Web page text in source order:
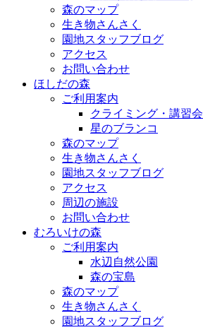
森のマップ
生き物さんさく
園地スタッフブログ
アクセス
お問い合わせ
ほしだの森
ご利用案内
クライミング・講習会
星のブランコ
森のマップ
生き物さんさく
園地スタッフブログ
アクセス
周辺の施設
お問い合わせ
むろいけの森
ご利用案内
水辺自然公園
森の宝島
森のマップ
生き物さんさく
園地スタッフブログ